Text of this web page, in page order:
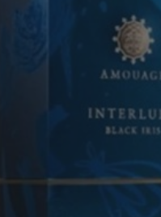
Parfum -
11,95 €